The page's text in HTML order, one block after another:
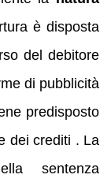
è disposta
del debitore
di pubblicità
predisposto
dei crediti . La
sentenza